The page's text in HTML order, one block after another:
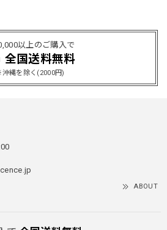
以上のご購入で
全国送料無料
縄を除く(2000円)
24
コイイし可愛いです！こういうのっ
てないようなデザインだと思うので
ただ写真の通り袖の方が明らかに長
24
全部は閉めずに使うかも。 チャッ
ABOUT